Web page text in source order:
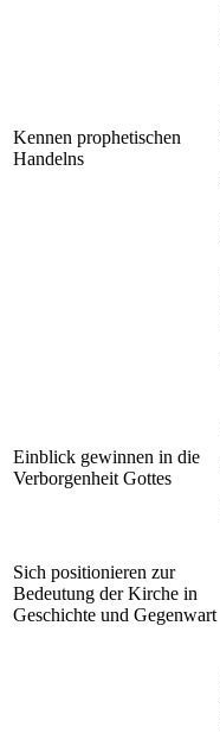
Kennen prophetischen
Handelns
Einblick gewinnen in die
Verborgenheit Gottes
Sich positionieren zur
Bedeutung der Kirche in
Geschichte und Gegenwart